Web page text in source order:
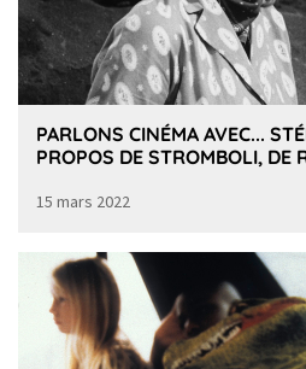
PARLONS CINÉMA AVEC...
PROPOS DE STROMBOLI, DE
15 mars 2022